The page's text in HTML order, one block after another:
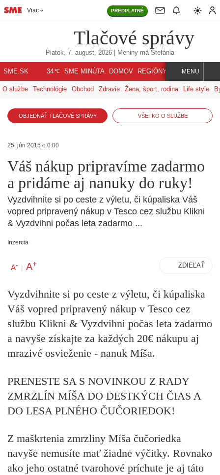
Viac PREDPLATNÉ
Tlačové správy
Piatok, 7. august, 2026 | Meniny má Štefánia
SME.SK 34℃ SME MINÚTA DOMOV REGIÓNY INDEX SVET
MENU
O službe Technológie Obchod Zdravie Žena, šport, rodina Life style
OBJEDNAŤ TLAČOVÉ SPRÁVY VŠETKO O SLUŽBE
25. jún 2015 o 0:00
Váš nákup pripravíme zadarmo
a pridáme aj nanuky do ruky!
Vyzdvihnite si po ceste z výletu, či kúpaliska Váš
vopred pripravený nákup v Tesco cez službu Klikni
& Vyzdvihni počas leta zadarmo ...
Inzercia
A- | A+ ZDIEĽAŤ
Vyzdvihnite si po ceste z výletu, či kúpaliska
Váš vopred pripravený nákup v Tesco cez
službu Klikni & Vyzdvihni počas leta zadarmo
a navyše získajte za každých 20€ nákupu aj
mrazivé osvieženie - nanuk Míša.
PRENESTE SA S NOVINKOU Z RADY
ZMRZLÍN MÍŠA DO DESTKÝCH ČIAS A
DO LESA PLNÉHO ČUČORIEDOK!
Z maškrtenia zmrzliny Míša čučoriedka
navyše nemusíte mať žiadne výčitky. Rovnako
ako jeho ostatné tvarohové príchute je aj táto